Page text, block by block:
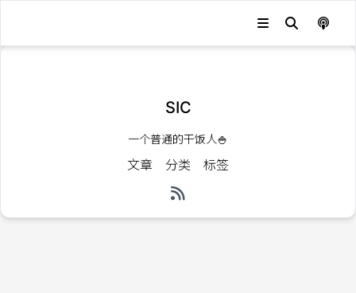
SIC
一个普通的干饭人🍚
文章 分类 标签